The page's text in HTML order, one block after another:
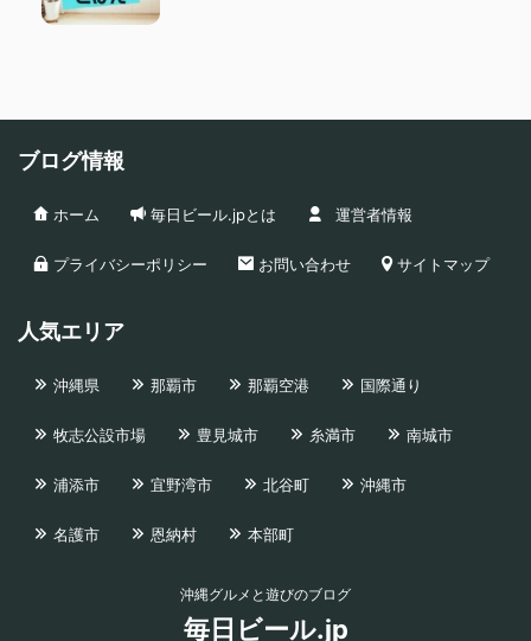
ブログ情報
ホーム 毎日ビール.jpとは 運営者情報
プライバシーポリシー お問い合わせ サイトマップ
人気エリア
沖縄県 那覇市 那覇空港 国際通り
牧志公設市場 豊見城市 糸満市 南城市
浦添市 宜野湾市 北谷町 沖縄市
名護市 恩納村 本部町
沖縄グルメと遊びのブログ
毎日ビール.jp